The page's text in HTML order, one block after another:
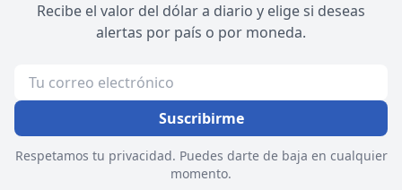
Recibe el valor del dólar a diario y elige si deseas
alertas por país o por moneda.
Suscribirme
Respetamos tu privacidad. Puedes darte de baja en cualquier
momento.